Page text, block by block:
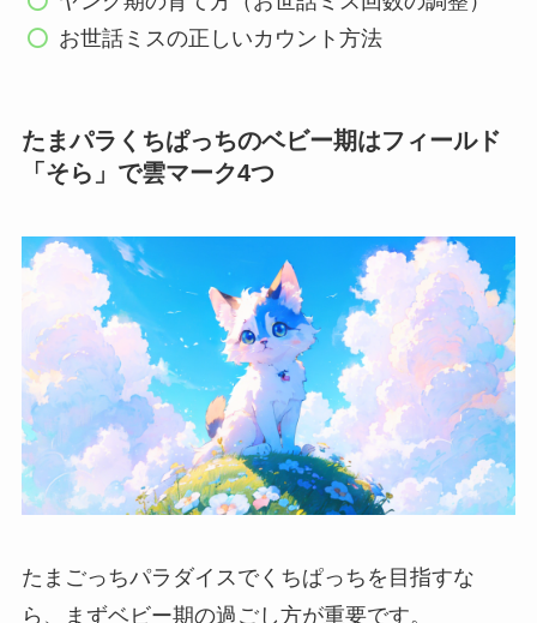
お世話ミスの正しいカウント方法
たまパラくちぱっちのベビー期はフィールド
「そら」で雲マーク4つ
たまごっちパラダイスでくちぱっちを目指すな
ら、まずベビー期の過ごし方が重要です。